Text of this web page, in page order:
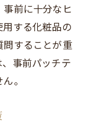
前に十分なヒ
する化粧品の
問することが重
事前パッチテ
。